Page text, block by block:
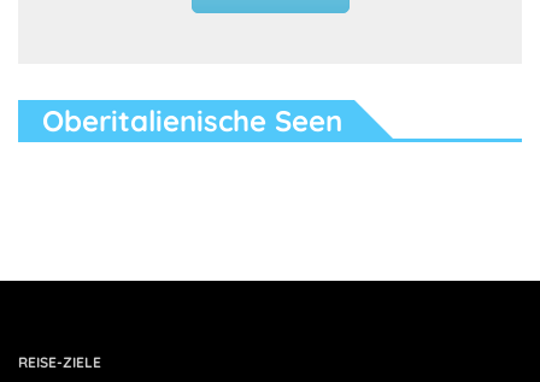
Oberitalienische Seen
REISE-ZIELE